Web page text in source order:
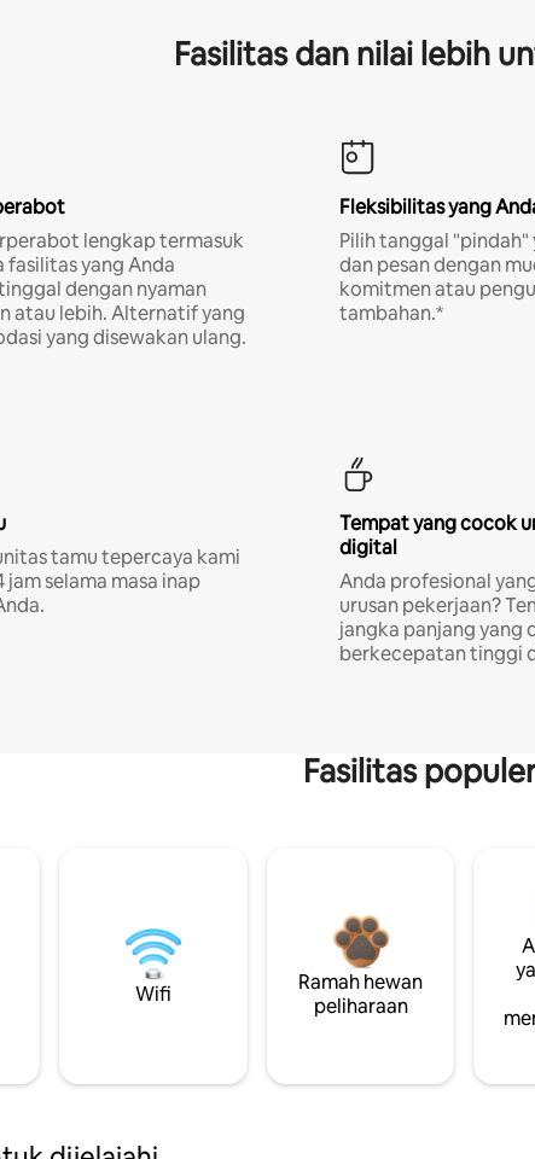
Fasilitas dan nilai lebih
lengkap termasuk
fasilitas yang Anda
dengan nyaman
atau lebih. Alternatif yang
yang disewakan ulang.
Fleksibilitas yang
Pilih tanggal "pindah"
dan pesan dengan
komitmen atau
tambahan.*
tamu tepercaya kami
selama masa inap
Tempat yang cocok
digital
Anda profesional
urusan pekerjaan?
jangka panjang yang
berkecepatan tinggi
Fasilitas
Wifi
Ramah hewan
peliharaan